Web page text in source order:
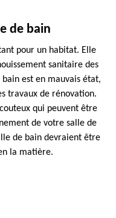
de bain
pour un habitat. Elle
sanitaire des
est en mauvais état,
travaux de rénovation.
qui peuvent être
de votre salle de
de bain devraient être
la matière.